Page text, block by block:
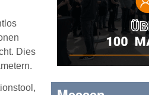
Dies